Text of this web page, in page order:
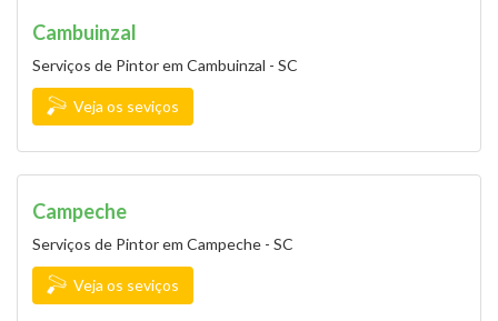
Cambuinzal
Serviços de Pintor em Cambuinzal - SC
Veja os seviços
Campeche
Serviços de Pintor em Campeche - SC
Veja os seviços